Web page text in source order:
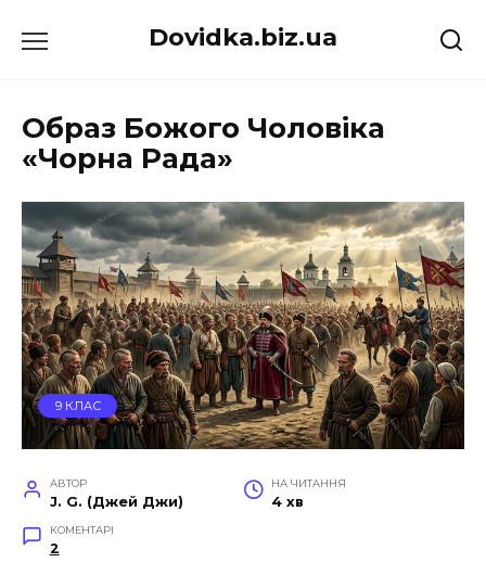
до
Dovidka.biz.ua
Образ Божого Чоловіка
«Чорна Рада»
9 КЛАС
АВТОР
J. G. (Джей Джи)
НА ЧИТАННЯ
4 хв
КОМЕНТАРІ
2